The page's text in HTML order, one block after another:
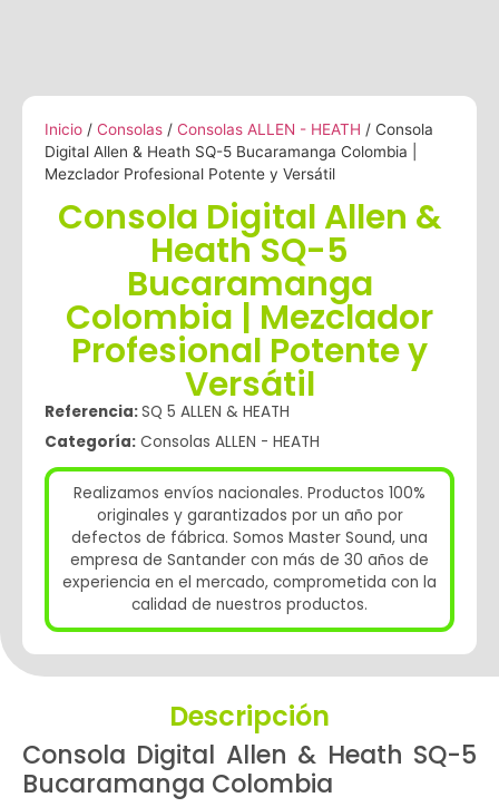
Inicio / Consolas / Consolas ALLEN - HEATH / Consola
Digital Allen & Heath SQ-5 Bucaramanga Colombia |
Mezclador Profesional Potente y Versátil
Consola Digital Allen &
Heath SQ-5
Bucaramanga
Colombia | Mezclador
Profesional Potente y
Versátil
Referencia:SQ 5 ALLEN & HEATH
Categoría: Consolas ALLEN - HEATH
Realizamos envíos nacionales. Productos 100%
originales y garantizados por un año por
defectos de fábrica. Somos Master Sound, una
empresa de Santander con más de 30 años de
experiencia en el mercado, comprometida con la
calidad de nuestros productos.
Descripción
Consola Digital Allen & Heath SQ-5
Bucaramanga Colombia